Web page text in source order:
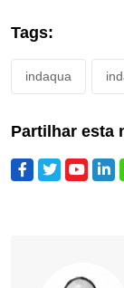
Tags:
indaqua
Partilhar esta